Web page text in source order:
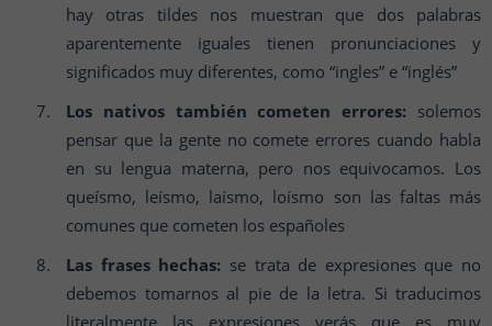
hay otras tildes nos muestran que dos palabras
aparentemente iguales tienen pronunciaciones y
significados muy diferentes, como “ingles” e “inglés”
Los nativos también cometen errores: solemos
pensar que la gente no comete errores cuando habla
en su lengua materna, pero nos equivocamos. Los
queísmo, leísmo, laísmo, loísmo son las faltas más
comunes que cometen los españoles
Las frases hechas: se trata de expresiones que no
debemos tomarnos al pie de la letra. Si traducimos
literalmente las expresiones verás que es muy